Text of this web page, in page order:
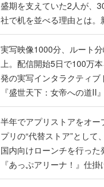
盛期を支えていた2人が、
社で机を並べる理由とは。
『TATSUJIN EXTREME』
んだレジェンド2人に訊く
実写映像1000分、ルート
上。配信開始5日で100万
発の実写インタラクティブ
『盛世天下：女帝への道II
うこだわりをプロデューサ
半年でアプリストアをオープン？
プリの“代替ストア”として
国内向けローンチを行った
『あっぷアリーナ！』仕
てみた